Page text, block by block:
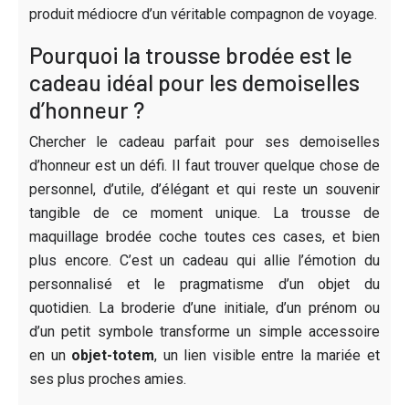
produit médiocre d’un véritable compagnon de voyage.
Pourquoi la trousse brodée est le
cadeau idéal pour les demoiselles
d’honneur ?
Chercher le cadeau parfait pour ses demoiselles
d’honneur est un défi. Il faut trouver quelque chose de
personnel, d’utile, d’élégant et qui reste un souvenir
tangible de ce moment unique. La trousse de
maquillage brodée coche toutes ces cases, et bien
plus encore. C’est un cadeau qui allie l’émotion du
personnalisé et le pragmatisme d’un objet du
quotidien. La broderie d’une initiale, d’un prénom ou
d’un petit symbole transforme un simple accessoire
en un objet-totem, un lien visible entre la mariée et
ses plus proches amies.